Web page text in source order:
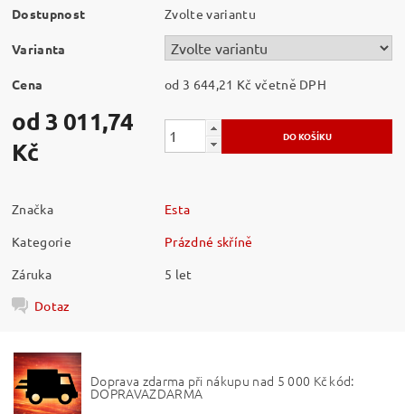
Dostupnost Zvolte variantu
Varianta
Cena od 3 644,21 Kč včetně DPH
od 3 011,74
Kč
Značka
Esta
Kategorie
Prázdné skříně
Záruka
5 let
Dotaz
Doprava zdarma při nákupu nad 5 000 Kč kód:
DOPRAVAZDARMA